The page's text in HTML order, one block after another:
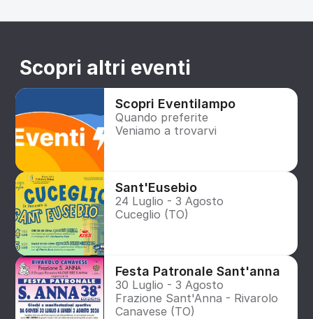
Scopri altri eventi
Scopri Eventilampo
Quando preferite
Veniamo a trovarvi
Sant'Eusebio
24 Luglio - 3 Agosto
Cuceglio (TO)
Festa Patronale Sant'anna
30 Luglio - 3 Agosto
Frazione Sant'Anna - Rivarolo
Canavese (TO)